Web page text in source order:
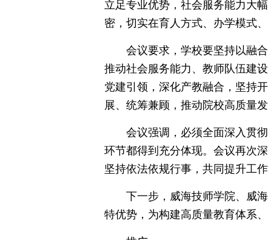
立足专业优势，社会服务能力大
密，切实在育人方式、办学模式
会议要求，学校要坚持以融
推动社会服务能力、教师队伍建
党建引领，深化产教融合，坚持
展、统筹兼顾，推动院校高质量
会议强调，必须全面深入贯
环节都得到充分体现。会议再次
坚持依法依规行事，共同提升工
下一步，威海技师学院、威
特优势，为构建高质量教育体系